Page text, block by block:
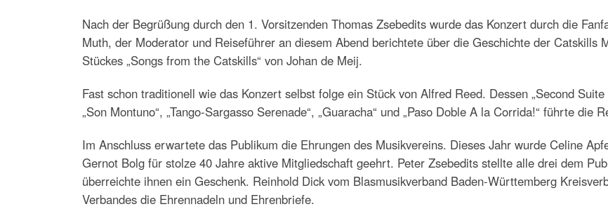
Nach der Begrüßung durch den 1. Vorsitzenden Thomas Zsebedits wurde das Konzert durch die
Muth, der Moderator und Reiseführer an diesem Abend berichtete über die Geschichte der Catskills
Stückes „Songs from the Catskills“ von Johan de Meij.
Fast schon traditionell wie das Konzert selbst folge ein Stück von Alfred Reed. Dessen „Second
„Son Montuno“, „Tango-Sargasso Serenade“, „Guaracha“ und „Paso Doble A la Corrida!“ führte die
Im Anschluss erwartete das Publikum die Ehrungen des Musikvereins. Dieses Jahr wurde Celine
Gernot Bolg für stolze 40 Jahre aktive Mitgliedschaft geehrt. Peter Zsebedits stellte alle drei dem
überreichte ihnen ein Geschenk. Reinhold Dick vom Blasmusikverband Baden-Württemberg
Verbandes die Ehrennadeln und Ehrenbriefe.